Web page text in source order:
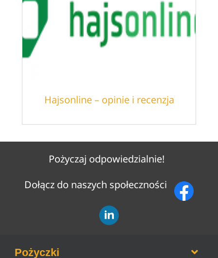
Hajsonline – opinie i recenzja
Pożyczaj odpowiedzialnie!
Dołącz do naszych społeczności
Pożyczki